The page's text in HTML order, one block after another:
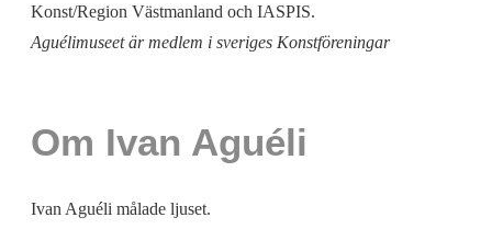
Konst/Region Västmanland och IASPIS.
Aguélimuseet är medlem i sveriges Konstföreningar
Om Ivan Aguéli
Ivan Aguéli målade ljuset.